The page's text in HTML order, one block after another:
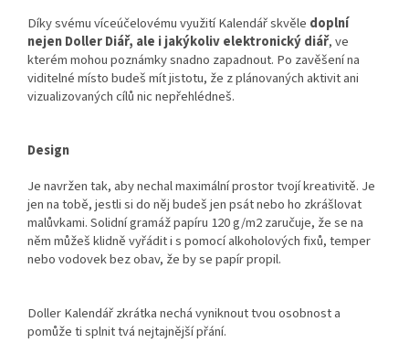
Díky svému víceúčelovému využití Kalendář skvěle doplní
nejen Doller Diář, ale i jakýkoliv elektronický diář, ve
kterém mohou poznámky snadno zapadnout. Po zavěšení na
viditelné místo budeš mít jistotu, že z plánovaných aktivit ani
vizualizovaných cílů nic nepřehlédneš.
Design
Je navržen tak, aby nechal maximální prostor tvojí kreativitě. Je
jen na tobě, jestli si do něj budeš jen psát nebo ho zkrášlovat
malůvkami. Solidní gramáž papíru 120 g/m2 zaručuje, že se na
něm můžeš klidně vyřádit i s pomocí alkoholových fixů, temper
nebo vodovek bez obav, že by se papír propil.
Doller Kalendář zkrátka nechá vyniknout tvou osobnost a
pomůže ti splnit tvá nejtajnější přání.